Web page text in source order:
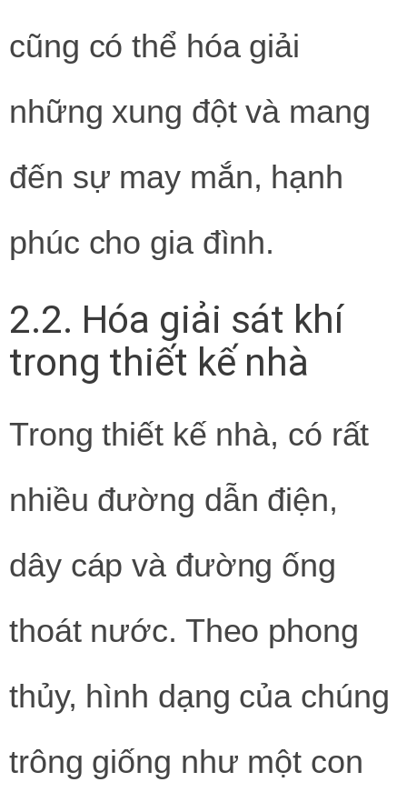
cũng có thể hóa giải
những xung đột và mang
đến sự may mắn, hạnh
phúc cho gia đình.
2.2. Hóa giải sát khí
trong thiết kế nhà
Trong thiết kế nhà, có rất
nhiều đường dẫn điện,
dây cáp và đường ống
thoát nước. Theo phong
thủy, hình dạng của chúng
trông giống như một con